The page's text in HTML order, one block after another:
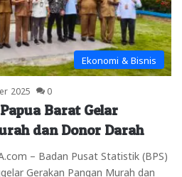
Ekonomi & Bisnis
2025 0
Barat Gelar
dan Donor Darah
– Badan Pusat Statistik (BPS)
Gerakan Pangan Murah dan